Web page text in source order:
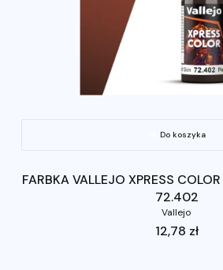
Do koszyka
FARBKA VALLEJO XPRESS
72.402
Vallejo
Cena
12,78 zł